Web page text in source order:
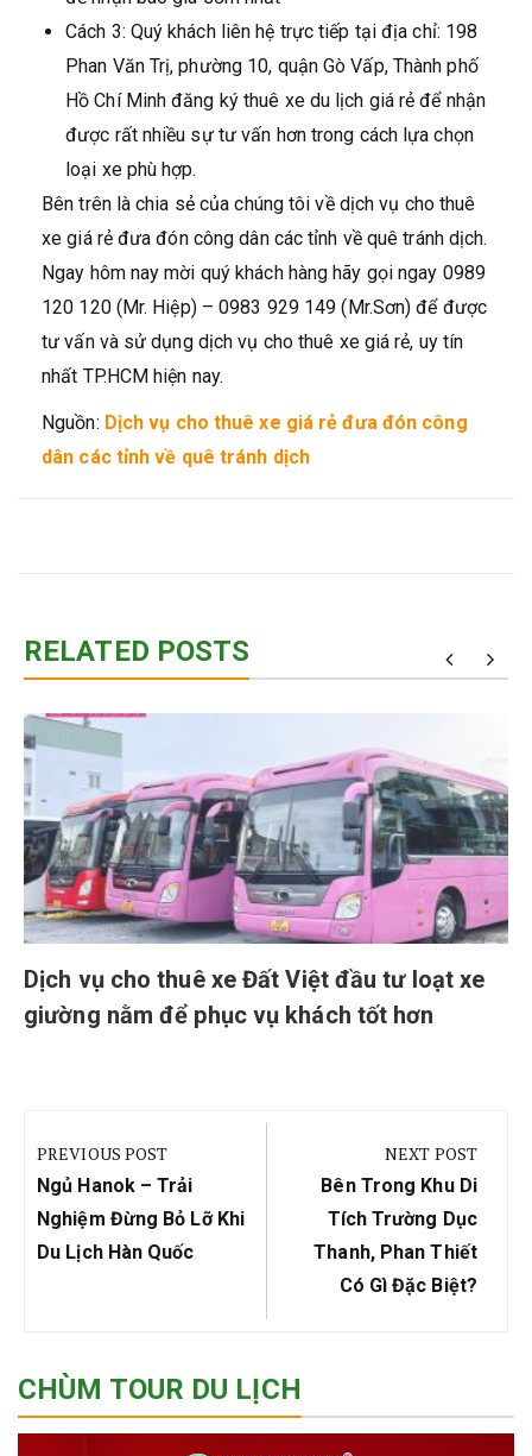
Cách 3: Quý khách liên hệ trực tiếp tại địa chỉ: 198
Phan Văn Trị, phường 10, quận Gò Vấp, Thành phố
Hồ Chí Minh đăng ký thuê xe du lịch giá rẻ để nhận
được rất nhiều sự tư vấn hơn trong cách lựa chọn
loại xe phù hợp.
Bên trên là chia sẻ của chúng tôi về dịch vụ cho thuê
xe giá rẻ đưa đón công dân các tỉnh về quê tránh dịch.
Ngay hôm nay mời quý khách hàng hãy gọi ngay 0989
120 120 (Mr. Hiệp) – 0983 929 149 (Mr.Sơn) để được
tư vấn và sử dụng dịch vụ cho thuê xe giá rẻ, uy tín
nhất TP.HCM hiện nay.
Nguồn: Dịch vụ cho thuê xe giá rẻ đưa đón công
dân các tỉnh về quê tránh dịch
RELATED POSTS
Dịch vụ cho thuê xe Đất Việt đầu tư loạt xe
giường nằm để phục vụ khách tốt hơn
hướng
bài
viết
PREVIOUS POST
Previous
Post:
Ngủ Hanok – Trải
Nghiệm Đừng Bỏ Lỡ Khi
Du Lịch Hàn Quốc
NEXT POST
Next
Post:
Bên Trong Khu Di
Tích Trường Dục
Thanh, Phan Thiết
Có Gì Đặc Biệt?
CHÙM TOUR DU LỊCH